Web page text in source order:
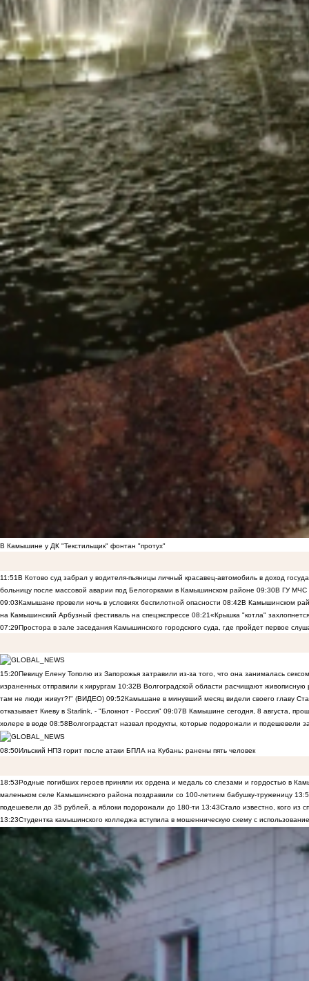
В Камышине у ДК "Текстильщик" фонтан "протух"
11:51В Котово суд забрал у водителя-пьяницы личный красавец-автомобиль в доход
больницу после массовой аварии под Белогорками в Камышинском районе 09:30В ГУ МЧС
09:03Камышане провели ночь в условиях беспилотной опасности 08:42В Камышинском
на Камышинский Арбузный фестиваль на спецэкспрессе 08:21«Крышка "котла"
07:29Простора в зале заседания Камышинского городского суда, где пройдет первое
15:20Певицу Елену Тополю из Запорожья затравили из-за того, что она занималась
израненных отправили к хирургам 10:32В Волгоградской области расчищают
там не люди живут?!" (ВИДЕО) 09:52Камышане в минувший месяц видели своего главу
отказывает Киеву в Starlink, - "Блокнот - Россия" 09:07В Камышине сегодня, 8 августа,
холере в воде 08:58Волгоградстат назвал продукты, которые подорожали и подешевели
08:50Ильский НПЗ горит после атаки БПЛА на Кубань: ранены пять человек
18:53Родные погибших героев приняли их ордена и медаль со слезами и гордостью в
маленьком селе Камышинского района поздравили со 100-летием бабушку-труженицу
подешевели до 35 рублей, а яблоки подорожали до 180-ти 13:43Стало известно, кого из
13:23Студентка камышинского колледжа вступила в мошенническую схему с